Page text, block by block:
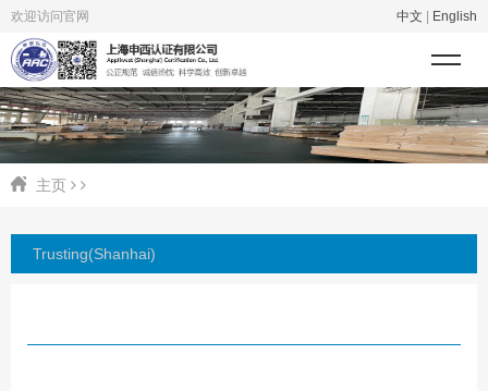
欢迎访问官网 中文 English
主页
Trusting(Shanhai)